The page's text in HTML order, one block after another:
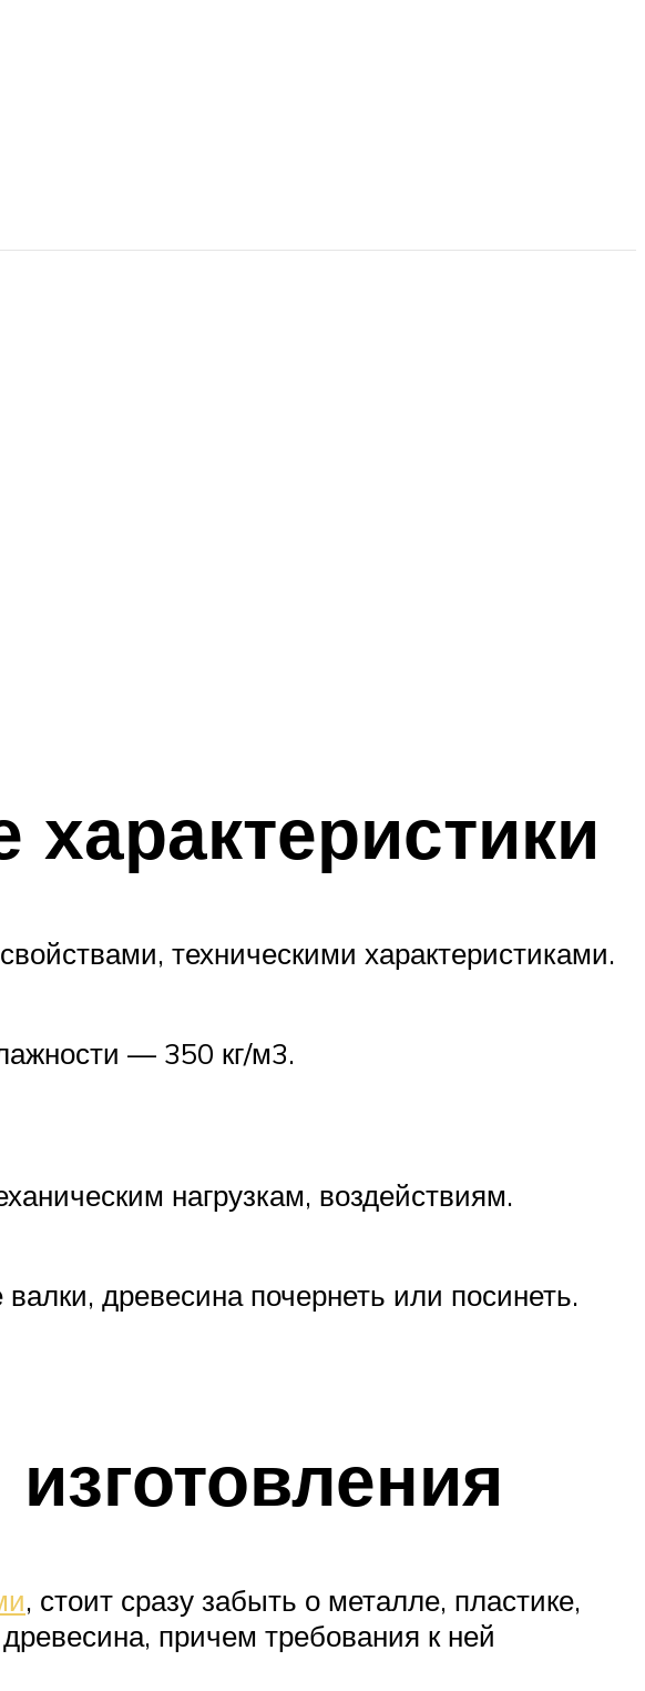
характеристики
техническими характеристиками.
— 350 кг/м3.
нагрузкам, воздействиям.
древесина почернеть или посинеть.
, стоит сразу забыть о металле, пластике,
причем требования к ней